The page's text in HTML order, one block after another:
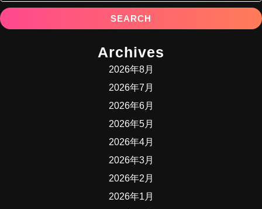
Archives
2026年8月
2026年7月
2026年6月
2026年5月
2026年4月
2026年3月
2026年2月
2026年1月